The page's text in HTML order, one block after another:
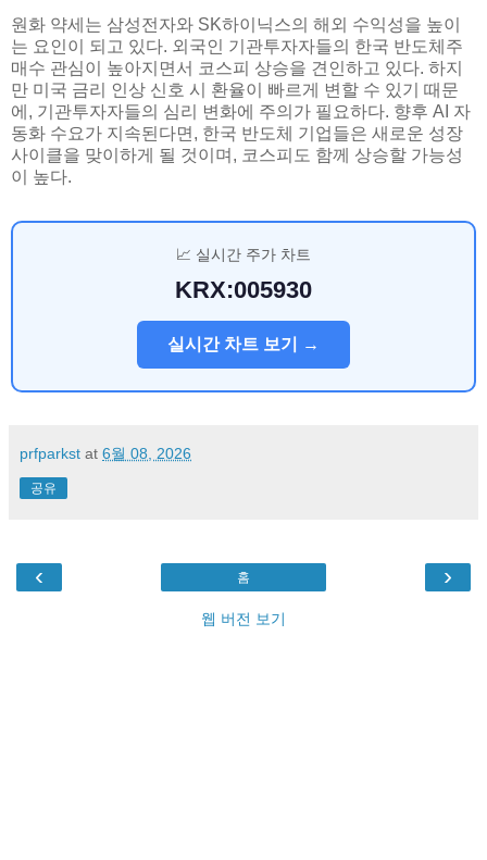
원화 약세는 삼성전자와 SK하이닉스의 해외 수익성을 높이
는 요인이 되고 있다. 외국인 기관투자자들의 한국 반도체주
매수 관심이 높아지면서 코스피 상승을 견인하고 있다. 하지
만 미국 금리 인상 신호 시 환율이 빠르게 변할 수 있기 때문
에, 기관투자자들의 심리 변화에 주의가 필요하다. 향후 AI 자
동화 수요가 지속된다면, 한국 반도체 기업들은 새로운 성장
사이클을 맞이하게 될 것이며, 코스피도 함께 상승할 가능성
이 높다.
📈 실시간 주가 차트
KRX:005930
실시간 차트 보기 →
prfparkst at 6월 08, 2026
공유
‹ ›
홈
웹 버전 보기